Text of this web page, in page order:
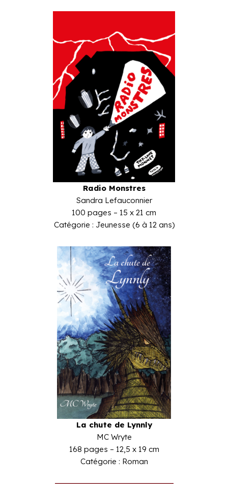
Radio Monstres
Sandra Lefauconnier
100 pages – 15 x 21 cm
Catégorie : Jeunesse (6 à 12 ans)
La chute de Lynnly
MC Wryte
168 pages – 12,5 x 19 cm
Catégorie : Roman